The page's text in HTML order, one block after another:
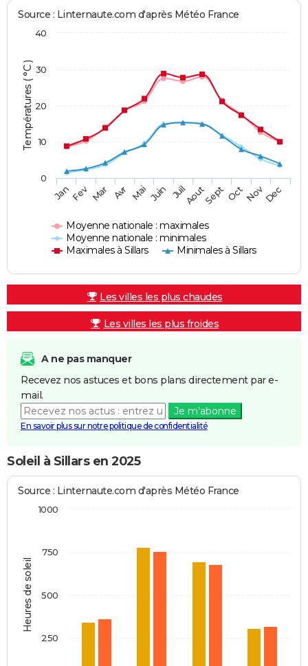
Températures ( °C )
Source : Linternaute.com d'après Météo France
Moyenne nationale : maximales
Moyenne nationale : minimales
Maximales à Sillars
Minimales à Sillars
JanFev Mar Avr Mai Juin JuilAoutSept OctNovDec
0
10
20
30
40
Les villes les plus chaudes
Les villes les plus froides
A ne pas manquer
Recevez nos astuces et bons plans directement par e-
mail.
Je m'abonne
En savoir plus sur notre politique de confidentialité
Soleil à Sillars en 2025
Heures de soleil
Source : Linternaute.com d'après Météo France
1000
250
500
750